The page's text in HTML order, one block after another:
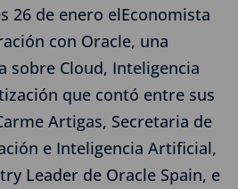
26 de enero elEconomista
con Oracle, una
sobre Cloud, Inteligencia
que contó entre sus
Artigas, Secretaria de
e Inteligencia Artificial,
Leader de Oracle Spain, e